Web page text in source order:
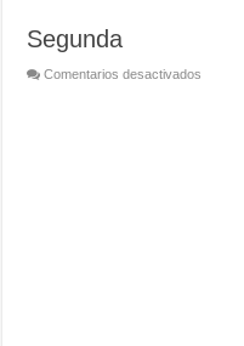
Segunda
Comentarios desactivados